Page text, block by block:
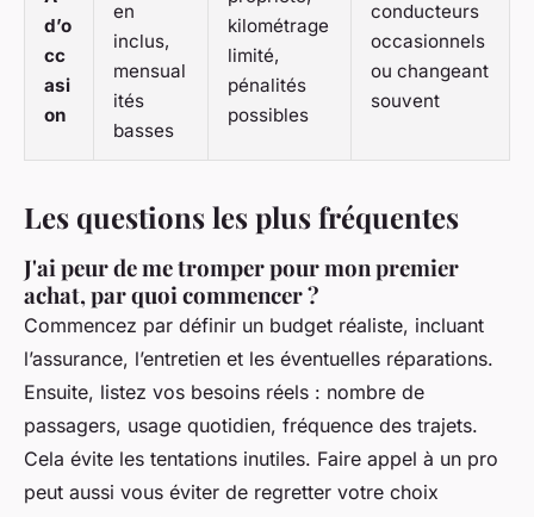
d’o
cc
asi
on
en
inclus,
mensual
ités
basses
kilométrage
limité,
pénalités
possibles
conducteurs
occasionnels
ou changeant
souvent
Les questions les plus fréquentes
J'ai peur de me tromper pour mon premier
achat, par quoi commencer ?
Commencez par définir un budget réaliste, incluant
l’assurance, l’entretien et les éventuelles réparations.
Ensuite, listez vos besoins réels : nombre de
passagers, usage quotidien, fréquence des trajets.
Cela évite les tentations inutiles. Faire appel à un pro
peut aussi vous éviter de regretter votre choix